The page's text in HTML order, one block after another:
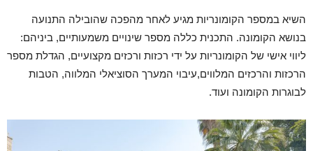
השיא במספר הקומונריות מגיע לאחר מהפכה שהובילה התנועה
בנושא הקומונה. התכנית כללה מספר שינויים משמעותיים, ביניהם:
ליווי אישי של הקומונריות על ידי רכזות ורכזים מקצועיים, הגדלת מספר
הרכזות והרכזים המלווים,עיבוי המערך הסוציאלי המלווה, הטבות
לבוגרות הקומונה ועוד.